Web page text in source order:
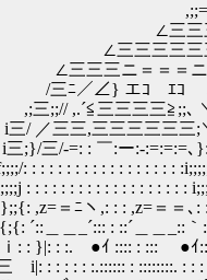
､
三
三三三
ニ三三
ｴｺ｀＜
≧;;､ ＼ヾ
三三三;＼
:-:=:=:=､}:ヾ
: : : : : : : : : : : :
: : : : : : : : : : : : :
ﾆヽ,: : : ,z=＝＝､: :
_´::: : ::´＿＿_::
●ｲ :::: : ::: ゝ●ｲ::
: :.:::::: : ::::::::. : : : :